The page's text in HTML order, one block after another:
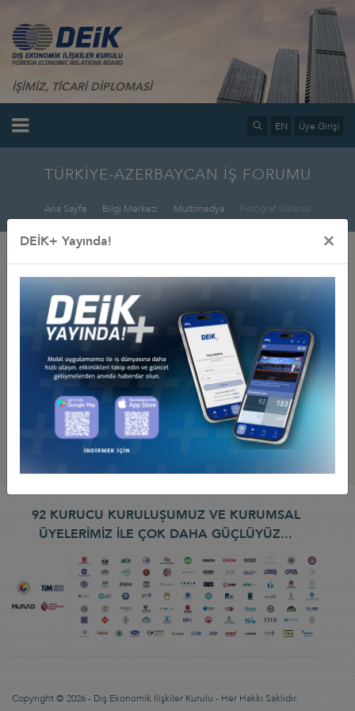
İŞİMİZ, TİCARİ DİPLOMASİ
EN Üye Girişi
TÜRKİYE-AZERBAYCAN İŞ FORUMU
Ana Sayfa Bilgi Merkezi Multimedya Fotoğraf Galerisi
92 KURUCU KURULUŞUMUZ VE KURUMSAL
ÜYELERİMİZ İLE ÇOK DAHA GÜÇLÜYÜZ...
Copyright © 2026 - Dış Ekonomik İlişkiler Kurulu - Her Hakkı Saklıdır.
DEİK+ Yayında! ×